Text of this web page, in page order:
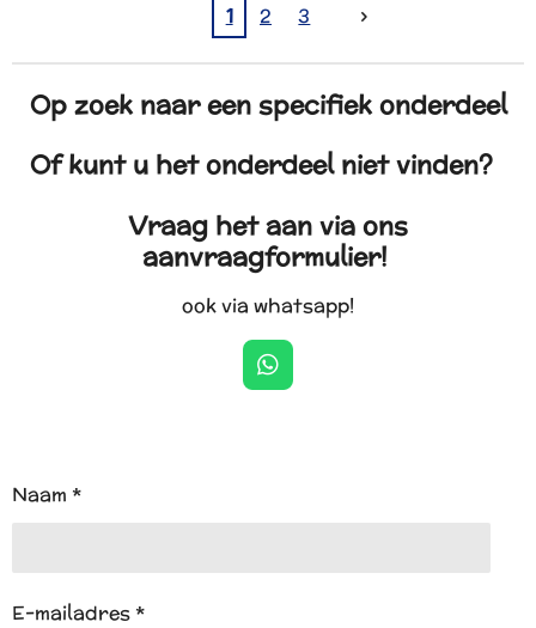
1 2 3
Op zoek naar een specifiek onderdeel
Of kunt u het onderdeel niet vinden?
Vraag het aan via ons
aanvraagformulier!
ook via whatsapp!
W
h
Naam *
E-mailadres *